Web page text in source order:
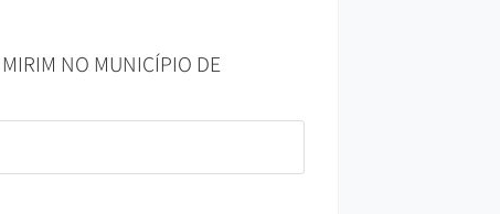
MIRIM NO MUNICÍPIO DE